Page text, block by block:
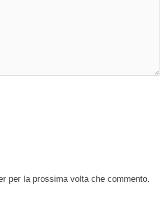
per la prossima volta che commento.